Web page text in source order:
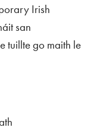
Irish
san
tuillte go maith le